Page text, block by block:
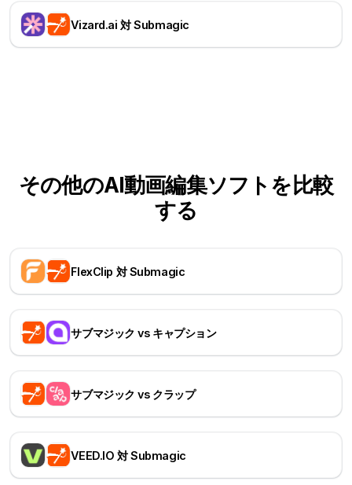
Vizard.ai 対 Submagic
その他のAI動画編集ソフトを比較
する
FlexClip 対 Submagic
サブマジック vs キャプション
サブマジック vs クラップ
VEED.IO 対 Submagic